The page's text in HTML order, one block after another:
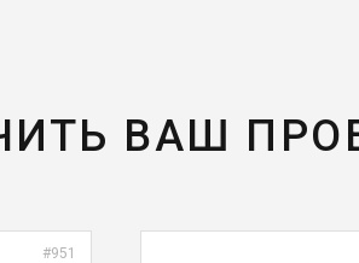
ВАШ
#951